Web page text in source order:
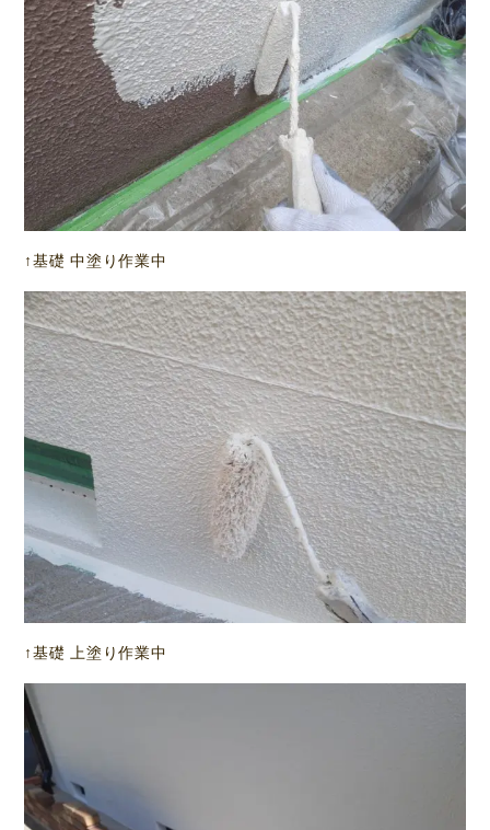
↑基礎 中塗り作業中
↑基礎 上塗り作業中